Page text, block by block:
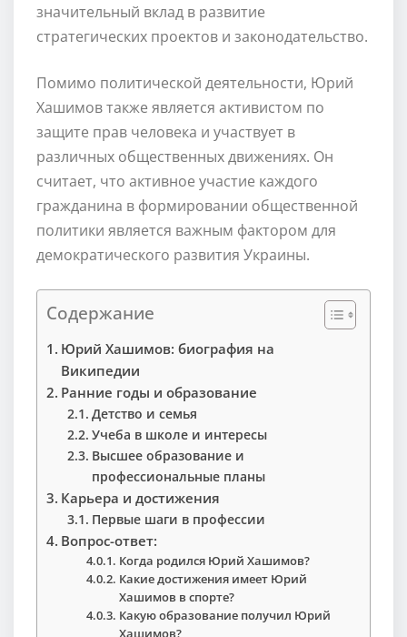
значительный вклад в развитие
стратегических проектов и законодательство.
Помимо политической деятельности, Юрий
Хашимов также является активистом по
защите прав человека и участвует в
различных общественных движениях. Он
считает, что активное участие каждого
гражданина в формировании общественной
политики является важным фактором для
демократического развития Украины.
Содержание
Юрий Хашимов: биография на
Википедии
Ранние годы и образование
Детство и семья
Учеба в школе и интересы
Высшее образование и
профессиональные планы
Карьера и достижения
Первые шаги в профессии
Вопрос-ответ:
Когда родился Юрий Хашимов?
Какие достижения имеет Юрий
Хашимов в спорте?
Какую образование получил Юрий
Хашимов?